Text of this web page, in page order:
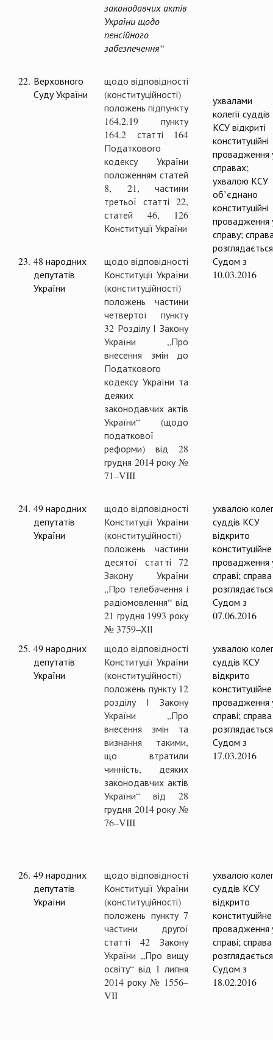
законодавчих актів
України щодо
пенсійного
забезпечення“
22. Верховного
Суду України
щодо відповідності
(конституційності)
положень підпункту
164.2.19 пункту
164.2 статті 164
Податкового
кодексу України
положенням статей
8, 21, частини
третьої статті 22,
статей 46, 126
Конституції України
ухвалами
колегії суддів
КСУ відкриті
конституційні
провадження
справах;
ухвалою КСУ
об’єднано
конституційні
провадження
справу;
розглядається
Судом з
10.03.2016
23. 48 народних
депутатів
України
щодо відповідності
Конституції України
(конституційності)
положень частини
четвертої пункту
32 Розділу І Закону
України „Про
внесення змін до
Податкового
кодексу України та
деяких
законодавчих актів
України“ (щодо
податкової
реформи) від 28
грудня 2014 року №
71–VIII
24. 49 народних
депутатів
України
щодо відповідності
Конституції України
(конституційності)
положень частини
десятої статті 72
Закону України
„Про телебачення і
радіомовлення“ від
21 грудня 1993 року
№ 3759–ХІІ
ухвалою
суддів КСУ
відкрито
конституційне
провадження
справі; справа
розглядається
Судом з
07.06.2016
25. 49 народних
депутатів
України
щодо відповідності
Конституції України
(конституційності)
положень пункту 12
розділу І Закону
України „Про
внесення змін та
визнання такими,
що втратили
чинність, деяких
законодавчих актів
України“ від 28
грудня 2014 року №
76–VIII
ухвалою
суддів КСУ
відкрито
конституційне
провадження
справі; справа
розглядається
Судом з
17.03.2016
26. 49 народних
депутатів
України
щодо відповідності
Конституції України
(конституційності)
положень пункту 7
частини другої
статті 42 Закону
України „Про вищу
освіту“ від 1 липня
2014 року № 1556–
VII
ухвалою
суддів КСУ
відкрито
конституційне
провадження
справі; справа
розглядається
Судом з
18.02.2016